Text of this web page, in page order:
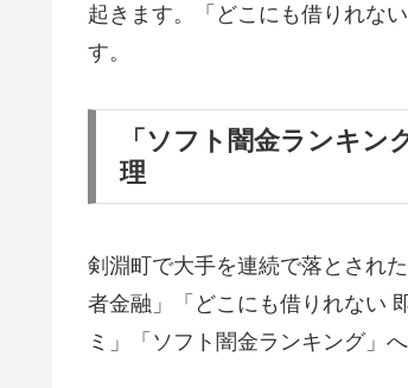
起きます。「どこにも借りれな
す。
「ソフト闇金ランキ
理
剣淵町で大手を連続で落とされ
者金融」「どこにも借りれない
ミ」「ソフト闇金ランキング」